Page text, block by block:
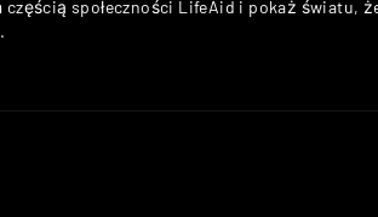
częścią społeczności LifeAid i pokaż światu,
.